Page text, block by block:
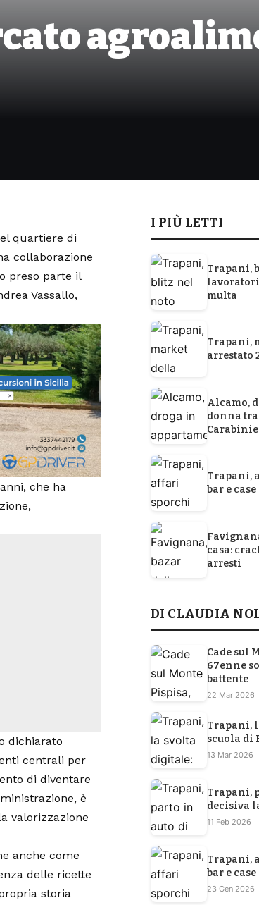
quartiere di
collaborazione
preso parte il
Vassallo,
che ha
dichiarato
centrali per
di diventare
è
valorizzazione
anche come
delle ricette
storia
I PIÙ LETTI
Trapani,
multa
Trapani,
arrestato
Alcamo,
donna
Trapani,
bar e
casa:
arresti
DI CLAUDIA
Cade sul
67enne
battente
22 Mar 2026
Trapani,
scuola di
13 Mar 2026
Trapani,
decisiva
11 Feb 2026
Trapani,
bar e
23 Gen 2026